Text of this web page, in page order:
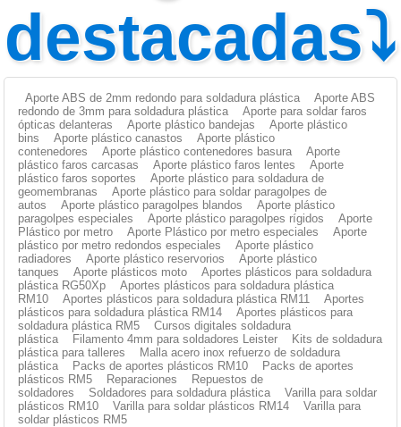
destacadas⤵
Aporte ABS de 2mm redondo para soldadura plástica
Aporte ABS
redondo de 3mm para soldadura plástica
Aporte para soldar faros
ópticas delanteras
Aporte plástico bandejas
Aporte plástico
bins
Aporte plástico canastos
Aporte plástico
contenedores
Aporte plástico contenedores basura
Aporte
plástico faros carcasas
Aporte plástico faros lentes
Aporte
plástico faros soportes
Aporte plástico para soldadura de
geomembranas
Aporte plástico para soldar paragolpes de
autos
Aporte plástico paragolpes blandos
Aporte plástico
paragolpes especiales
Aporte plástico paragolpes rígidos
Aporte
Plástico por metro
Aporte Plástico por metro especiales
Aporte
plástico por metro redondos especiales
Aporte plástico
radiadores
Aporte plástico reservorios
Aporte plástico
tanques
Aporte plásticos moto
Aportes plásticos para soldadura
plástica RG50Xp
Aportes plásticos para soldadura plástica
RM10
Aportes plásticos para soldadura plástica RM11
Aportes
plásticos para soldadura plástica RM14
Aportes plásticos para
soldadura plástica RM5
Cursos digitales soldadura
plástica
Filamento 4mm para soldadores Leister
Kits de soldadura
plástica para talleres
Malla acero inox refuerzo de soldadura
plástica
Packs de aportes plásticos RM10
Packs de aportes
plásticos RM5
Reparaciones
Repuestos de
soldadores
Soldadores para soldadura plástica
Varilla para soldar
plásticos RM10
Varilla para soldar plásticos RM14
Varilla para
soldar plásticos RM5